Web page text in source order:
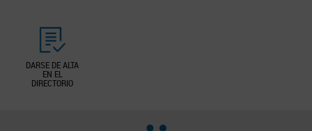
DARSE DE ALTA
EN EL
DIRECTORIO